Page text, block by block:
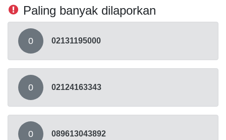
Paling banyak dilaporkan
0 02131195000
0 02124163343
0 089613043892